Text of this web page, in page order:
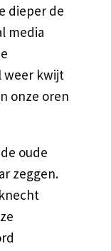
dieper de
media
weer kwijt
onze oren
oude
zeggen.